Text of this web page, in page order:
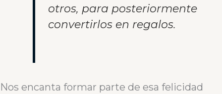
otros, para posteriormente
convertirlos en regalos.
Nos encanta formar parte de esa felicidad